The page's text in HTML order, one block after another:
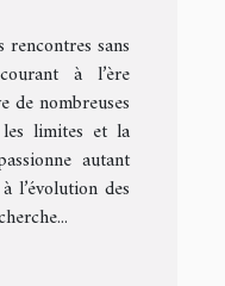
sans
à l’ère
de nombreuses
limites et la
autant
l’évolution des